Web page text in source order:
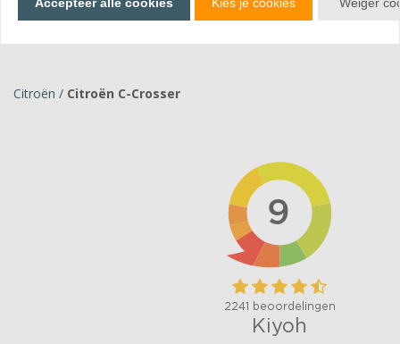
Citroën / Citroën C-Crosser